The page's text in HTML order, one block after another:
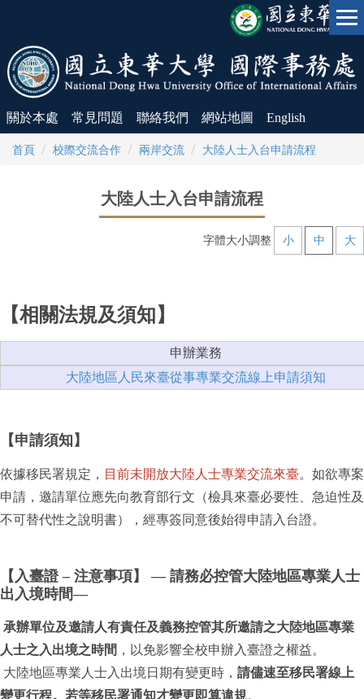
要
內
容
區
關於本處 常見問題 聯絡我們 網站地圖 English
首頁 校際交流合作 兩岸交流 大陸人士入台申請流程
大陸人士入台申請流程
字體大小調整 小 中 大
【相關法規及須知】
申辦業務
大陸地區人民來臺從事專業交流線上申請須知
【申請須知】
依據移民署規定， 目前未開放大陸人士專業交流來臺。如欲專案
申請，邀請單位應先向教育部行文（檢具來臺必要性、急迫性及
不可替代性之說明書）
，經專簽同意後始得申請入台證。
【入臺證 – 注意事項】 — 請務必控管大陸地區專業人士
出入境時間—
承辦單位及邀請人有責任及義務控管其所邀請之大陸地區專業
人士之入出境之時間 ，以免影響全校申辦入臺證之權益。
大陸地區專業人士入出境日期有變更時， 請儘速至移民署線上
變更行程。若等移民署通知才變更即算違規。